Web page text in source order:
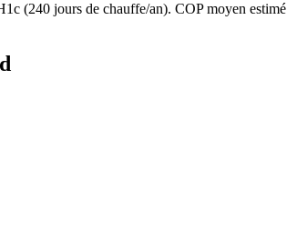
(240 jours de chauffe/an). COP moyen estimé